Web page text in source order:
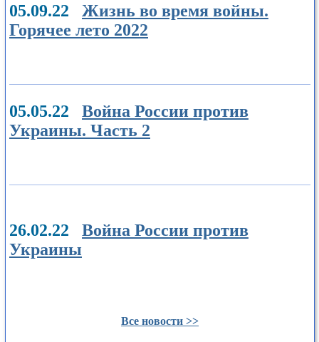
05.09.22 Жизнь во время войны.
Горячее лето 2022
05.05.22 Война России против
Украины. Часть 2
26.02.22 Война России против
Украины
Все новости >>